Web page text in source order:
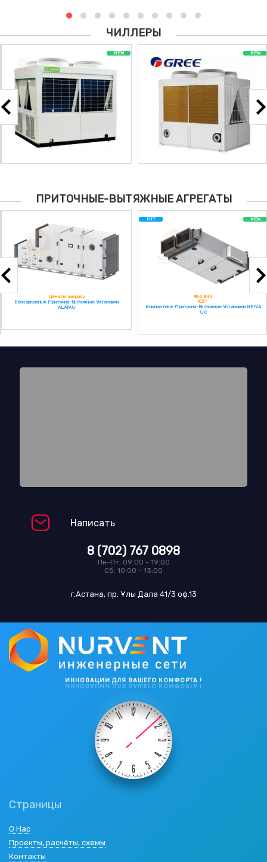
ЧИЛЛЕРЫ
NEW NEW
Чиллеры DAIKIN
ПРИТОЧНЫЕ-ВЫТЯЖНЫЕ АГРЕГАТЫ
984 846
KZT
Компактные Приточно-Вытяжные Установки NEIVA
Цена по запросу
Каркасно-панельные Приточно-Вытяжные
Установки SALAIR
Написать
8 (702) 767 0898
Пн-Пт: 09:00 - 19:00
Сб: 10:00 - 13:00
г.Астана, пр. Ұлы Дала 41/3 оф.13
ИННОВАЦИИ ДЛЯ ВАШЕГО КОМФОРТА !
Страницы
О Нас
Проекты, расчёты, схемы
Контакты